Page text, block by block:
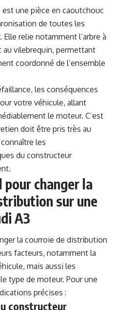
une pièce en caoutchouc
de toutes les
relie notamment l’arbre à
au vilebrequin, permettant
coordonné de l’ensemble
les conséquences
votre véhicule, allant
le moteur. C’est
doit être pris très au
les
du constructeur
changer la
sur une
A3
la courroie de distribution
facteurs, notamment la
mais aussi les
type de moteur. Pour une
précises :
constructeur